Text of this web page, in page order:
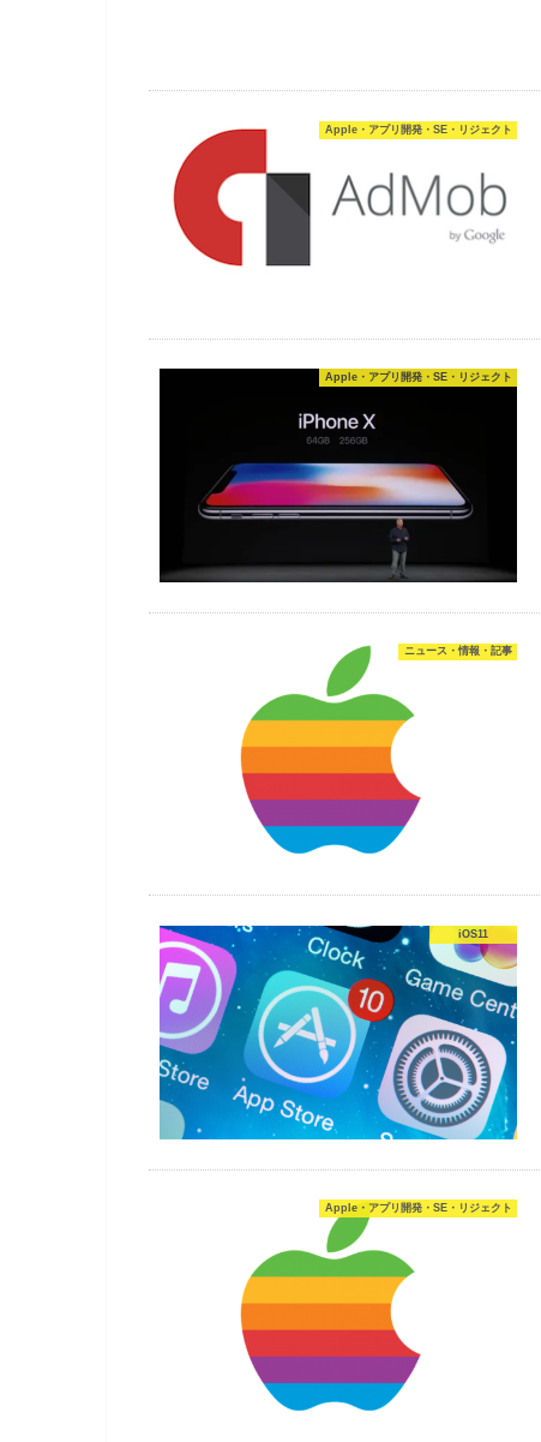
Apple・アプリ開発・SE・リジェクト
Apple・アプリ開発・SE・リジェクト
ニュース・情報・記事
iOS11
Apple・アプリ開発・SE・リジェクト